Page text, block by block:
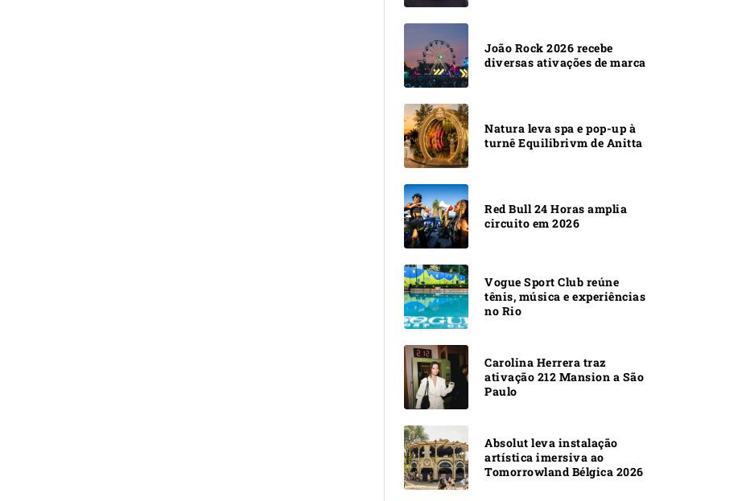
João Rock 2026 recebe
diversas ativações de marca
Natura leva spa e pop-up à
turnê Equilibrivm de Anitta
Red Bull 24 Horas amplia
circuito em 2026
Vogue Sport Club reúne
tênis, música e experiências
no Rio
Carolina Herrera traz
ativação 212 Mansion a São
Paulo
Absolut leva instalação
artística imersiva ao
Tomorrowland Bélgica 2026